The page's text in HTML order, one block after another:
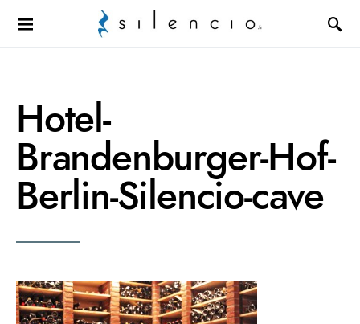
Search for:
Hotel-
Brandenburger-Hof-
Berlin-Silencio-cave